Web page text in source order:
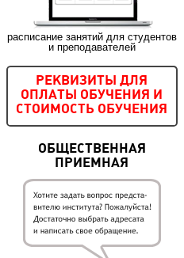
расписание занятий для студентов
и преподавателей
РЕКВИЗИТЫ ДЛЯ
ОПЛАТЫ ОБУЧЕНИЯ И
СТОИМОСТЬ ОБУЧЕНИЯ
ОБЩЕСТВЕННАЯ
ПРИЕМНАЯ